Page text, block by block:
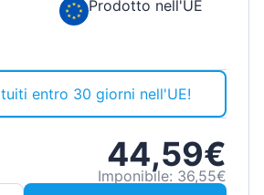
Prodotto nell'UE
entro 30 giorni nell'UE!
44,59€
Imponibile: 36,55€